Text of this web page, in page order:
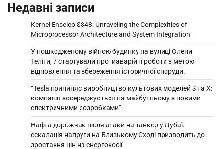
Недавні записи
Kernel Enselco $348: Unraveling the Complexities of
Microprocessor Architecture and System Integration
У пошкодженому війною будинку на вулиці Олени
Теліги, 7 стартували протиаварійні роботи з метою
відновлення та збереження історичної споруди.
“Tesla припиняє виробництво культових моделей S та X:
компанія зосереджується на майбутньому з новими
електричними розробками”.
Нафта дорожчає після атаки на танкер у Дубаї:
ескалація напруги на Близькому Сході призводить до
зростання цін на енергоносії